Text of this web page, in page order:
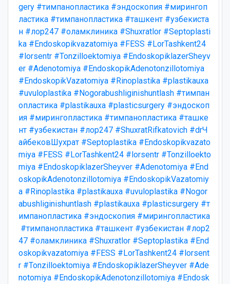
gery #тимпанопластика #эндоскопия #мирингоп
ластика #тимпанопластика #ташкент #узбекиста
н #лор247 #оламклиника #Shuxratlor #Septoplasti
ka #Endoskopikvazatomiya #FESS #LorTashkent24
#lorsentr #Tonzilloektomiya #EndoskopiklazerSheyv
er #Adenotomiya #EndoskopikAdenotonzillotomiya
#EndoskopikVazatomiya #Rinoplastika #plastikauxa
#uvuloplastika #Nogorabushliginishuntlash #тимпан
опластика #plastikauxa #plasticsurgery #эндоскоп
ия #мирингопластика #тимпанопластика #ташке
нт #узбекистан #лор247 #ShuxratRifkatovich #drЧ
айбековШухрат #Septoplastika #Endoskopikvazato
miya #FESS #LorTashkent24 #lorsentr #Tonzilloekto
miya #EndoskopiklazerSheyver #Adenotomiya #End
oskopikAdenotonzillotomiya #EndoskopikVazatomiy
a #Rinoplastika #plastikauxa #uvuloplastika #Nogor
abushliginishuntlash #plastikauxa #plasticsurgery #т
импанопластика #эндоскопия #мирингопластика
#тимпанопластика #ташкент #узбекистан #лор2
47 #оламклиника #Shuxratlor #Septoplastika #End
oskopikvazatomiya #FESS #LorTashkent24 #lorsent
r #Tonzilloektomiya #EndoskopiklazerSheyver #Ade
notomiya #EndoskopikAdenotonzillotomiya #Endosk